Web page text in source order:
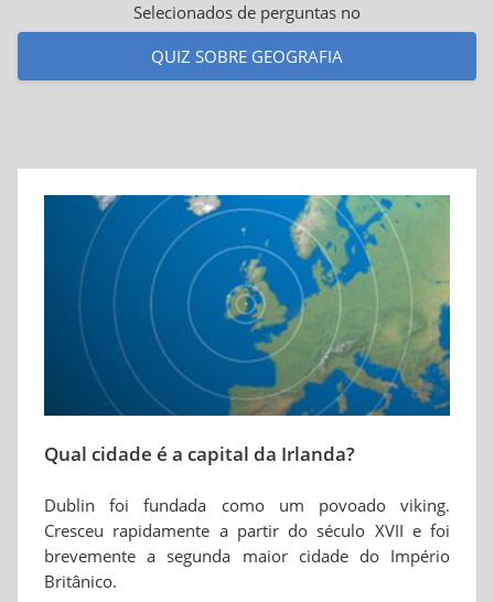
Selecionados de perguntas no
QUIZ SOBRE GEOGRAFIA
Qual cidade é a capital da Irlanda?
Dublin foi fundada como um povoado viking.
Cresceu rapidamente a partir do século XVII e foi
brevemente a segunda maior cidade do Império
Britânico.